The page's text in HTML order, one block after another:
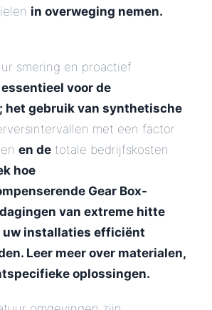
in overweging nemen.
smering en proactief
voor de
het gebruik van synthetische
met een factor
en de totale bedrijfskosten
hoe
Gear Box-
van extreme hitte
uw installaties efficiënt
Leer meer over materialen,
oplossingen.